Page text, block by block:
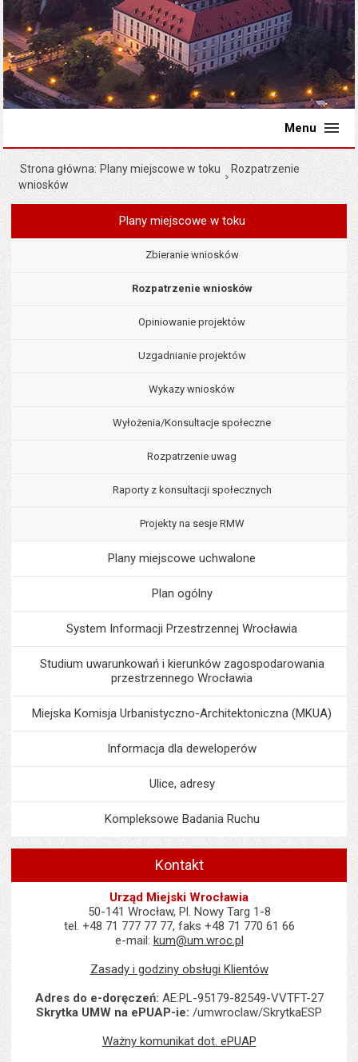
Menu
Strona główna Plany miejscowe w toku
Rozpatrzenie
wniosków
Menu Planowanie przestrzenne
Plany miejscowe w toku
Zbieranie wniosków
Rozpatrzenie wniosków
Opiniowanie projektów
Uzgadnianie projektów
Wykazy wniosków
Wyłożenia/Konsultacje społeczne
Rozpatrzenie uwag
Raporty z konsultacji społecznych
Projekty na sesje RMW
Plany miejscowe uchwalone
Plan ogólny
System Informacji Przestrzennej Wrocławia
Studium uwarunkowań i kierunków zagospodarowania
przestrzennego Wrocławia
Miejska Komisja Urbanistyczno-Architektoniczna (MKUA)
Informacja dla deweloperów
Ulice, adresy
Kompleksowe Badania Ruchu
Kontakt
Urząd Miejski Wrocławia
50-141 Wrocław, Pl. Nowy Targ 1-8
tel. +48 71 777 77 77, faks +48 71 770 61 66
e-mail: kum@um.wroc.pl
Zasady i godziny obsługi Klientów
Adres do e-doręczeń: AE:PL-95179-82549-VVTFT-27
Skrytka UMW na ePUAP-ie: /umwroclaw/SkrytkaESP
Ważny komunikat dot. ePUAP